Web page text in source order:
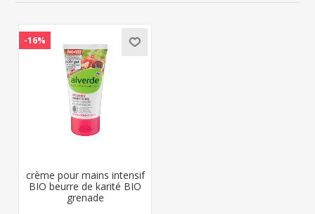
-16%
crème pour mains intensif
BIO beurre de karité BIO
grenade